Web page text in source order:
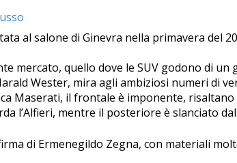
al salone di Ginevra nella primavera del
mercato, quello dove le SUV godono di un
Wester, mira agli ambiziosi numeri di
Maserati, il frontale è imponente,
l’Alfieri, mentre il posteriore è slanciato
di Ermenegildo Zegna, con materiali